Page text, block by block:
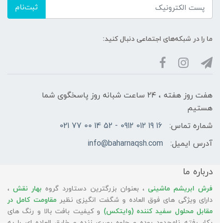
ثبت‌نام
ما را در شبکه‌های اجتماعی دنبال کنید:
هفت روز هفته ، ۲۴ ساعت شبانه‌ روز پاسخگوی شما
هستیم
شماره تماس:
16 19 012 0912 - 52 14 00 77 021
آدرس ایمیل:
info@baharnaqsh.com
درباره ما
فرش ابریشم ماشینی ، بعنوان بزرگترین دستاورد گروه بهار نقش ،
دارای ویژگی های فوق العاده و شگفت انگیزی نظیرمقاومت کامل در
مقابل محلول سفید کننده (وایتکس) و کیفیت بافت بالا و رنگ های